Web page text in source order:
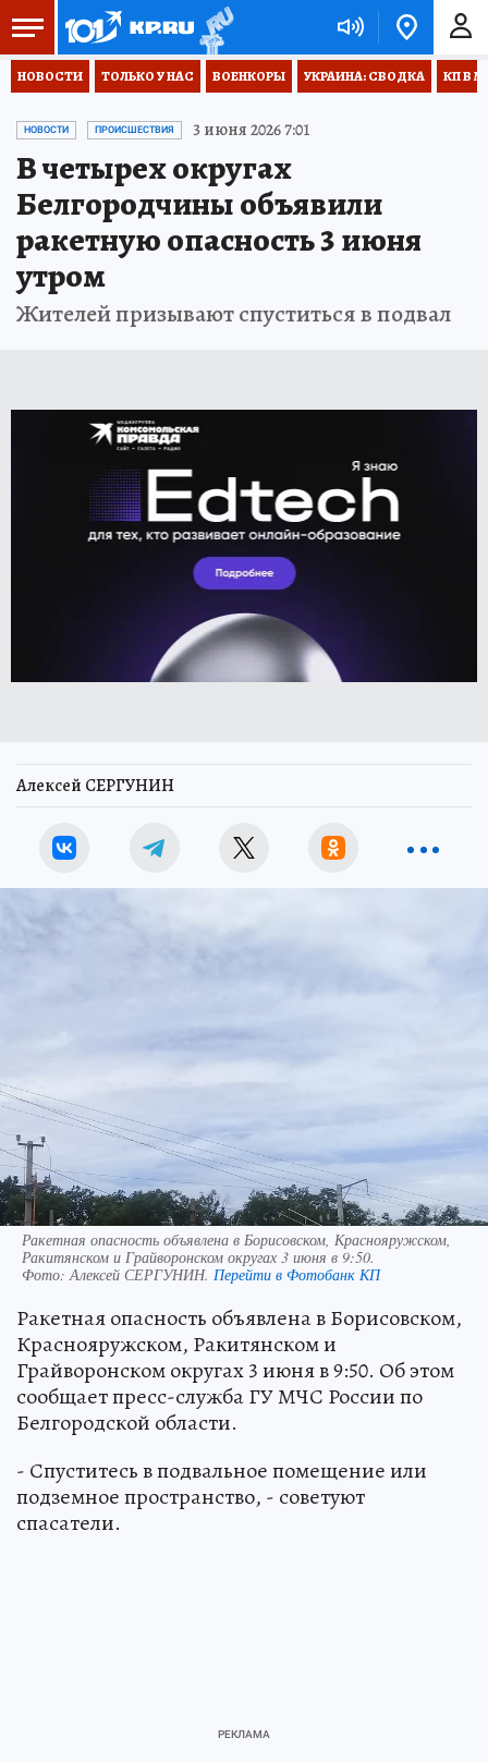
НОВОСТИ ТОЛЬКО У НАС ВОЕНКОРЫ УКРАИНА: СВОДКА КП В
НОВОСТИ ПРОИСШЕСТВИЯ 3 июня 2026 7:01
В четырех округах
Белгородчины объявили
ракетную опасность 3 июня
утром
Жителей призывают спуститься в подвал
Алексей СЕРГУНИН
Ракетная опасность объявлена в Борисовском, Краснояружском,
Ракитянском и Грайворонском округах 3 июня в 9:50.
Фото:Алексей СЕРГУНИН. Перейти в Фотобанк КП
Ракетная опасность объявлена в Борисовском,
Краснояружском, Ракитянском и
Грайворонском округах 3 июня в 9:50. Об этом
сообщает пресс-служба ГУ МЧС России по
Белгородской области.
- Спуститесь в подвальное помещение или
подземное пространство, - советуют
спасатели.